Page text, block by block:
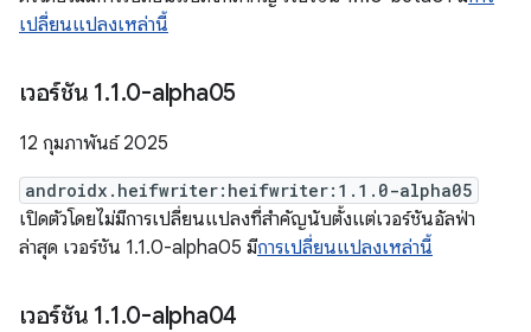
เปลี่ยนแปลงเหล่านี้
เวอร์ชัน 1.1.0-alpha05
12 กุมภาพันธ์ 2025
androidx.heifwriter:heifwriter:1.1.0-alpha05
เปิดตัวโดยไม่มีการเปลี่ยนแปลงที่สำคัญนับตั้งแต่เวอร์ชันอัลฟ่า
ล่าสุด เวอร์ชัน 1.1.0-alpha05 มีการเปลี่ยนแปลงเหล่านี้
เวอร์ชัน 1.1.0-alpha04